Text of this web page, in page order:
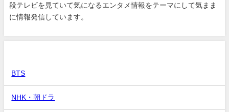
段テレビを見ていて気になるエンタメ情報をテーマにして気まま
に情報発信しています。
BTS
NHK・朝ドラ